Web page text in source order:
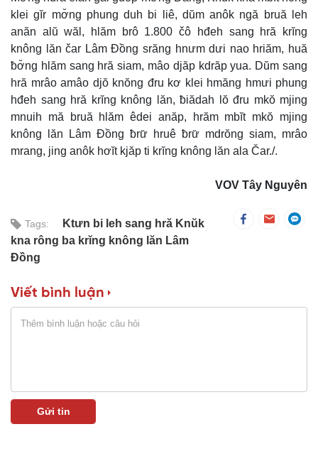
klei gĭr mơ̆ng phung duh bi liê, dŭm anôk ngă bruă leh
anăn alŭ wăl, hlăm brô 1.800 čô hđeh sang hră krĭng
knông lăn čar Lâm Đồng srăng hnưm dưi nao hriăm, huă
ƀơ̆ng hlăm sang hră siam, mâo djăp kdrăp yua. Dŭm sang
hră mrâo amâo djŏ knŏng đru kơ klei hmăng hmưi phung
hđeh sang hră krĭng knông lăn, ƀiădah lŏ đru mkŏ mjing
mnuih mă bruă hlăm êdei anăp, hrăm mbĭt mkŏ mjing
knông lăn Lâm Đồng ƀrư̆ hruê ƀrư̆ mdrŏng siam, mrâo
mrang, jing anôk hơĭt kjăp ti krĭng knông lăn ala Čar./.
VOV Tây Nguyên
Tags:
Ktưn bi leh sang hră Knŭk
kna rông ba krĭng knông lăn Lâm
Đồng
Viết bình luận